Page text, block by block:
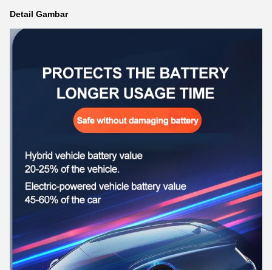
Detail Gambar